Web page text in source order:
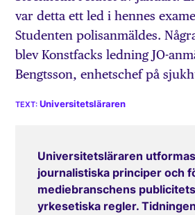
var detta ett led i hennes
Studenten polisanmäldes.
blev Konstfacks ledning JO-
Bengtsson, enhetschef på
Universitetsläraren
Universitetsläraren
journalistiska principer och
mediebranschens
yrkesetiska regler.